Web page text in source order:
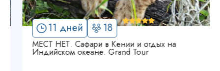
11 дней 18 7
'
МЕСТ НЕТ. Сафари в Кении и отдых на
Индийском океане. Grand Tour